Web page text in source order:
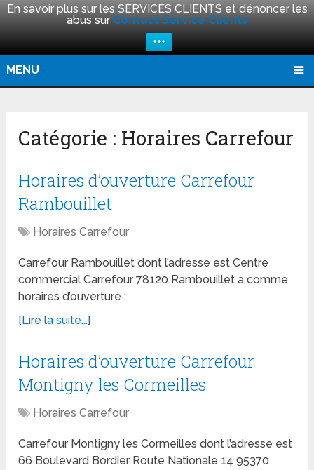
En savoir plus sur les SERVICES CLIENTS et dénoncer les
abus sur Contact Service Clients
+++
MENU
Catégorie : Horaires Carrefour
Horaires d’ouverture Carrefour
Rambouillet
Horaires Carrefour
Carrefour Rambouillet dont l’adresse est Centre
commercial Carrefour 78120 Rambouillet a comme
horaires d’ouverture :
[Lire la suite...]
Horaires d’ouverture Carrefour
Montigny les Cormeilles
Horaires Carrefour
Carrefour Montigny les Cormeilles dont l’adresse est
66 Boulevard Bordier Route Nationale 14 95370